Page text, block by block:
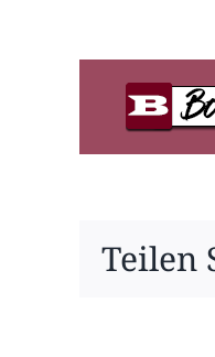
Teilen